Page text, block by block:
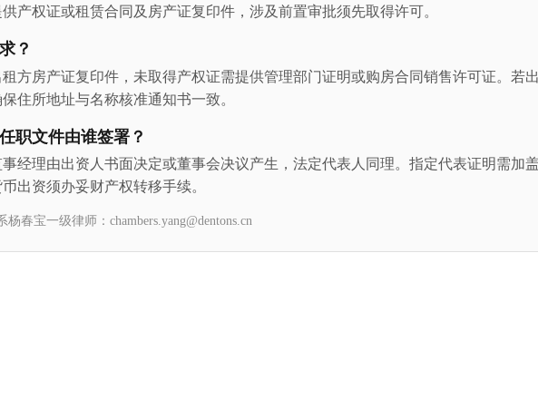
产权证或租赁合同及房产证复印件，涉及前置审批须先取得许可。
？
方房产证复印件，未取得产权证需提供管理部门证明或购房合同销售许可证。若
住所地址与名称核准通知书一致。
职文件由谁签署？
经理由出资人书面决定或董事会决议产生，法定代表人同理。指定代表证明需加
出资须办妥财产权转移手续。
春宝一级律师：chambers.yang@dentons.cn